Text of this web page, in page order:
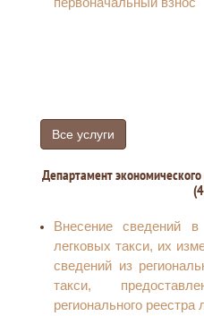
Все услуги
Департамент
Внесение сведений в
легковых такси, их
сведений из
такси,
регионального реестра